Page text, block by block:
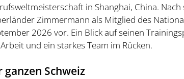
in Shanghai, China.
Zimmermann als Mitglied des
2026 vor. Ein Blick auf seinen
und ein starkes Team im Rücken.
Schweiz